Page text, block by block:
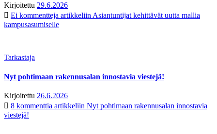
Kirjoitettu 29.6.2026
Ei kommentteja artikkeliin Asiantuntijat kehittävät uutta mallia
kampusasumiselle
Tarkastaja
Nyt pohtimaan rakennusalan innostavia viestejä!
Kirjoitettu 26.6.2026
8 kommenttia artikkeliin Nyt pohtimaan rakennusalan innostavia
viestejä!